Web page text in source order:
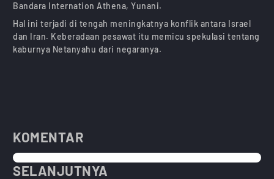
Bandara Internation Athena, Yunani.
Hal ini terjadi di tengah meningkatnya konflik antara Israel
dan Iran. Keberadaan pesawat itu memicu spekulasi tentang
kaburnya Netanyahu dari negaranya.
KOMENTAR
SELANJUTNYA